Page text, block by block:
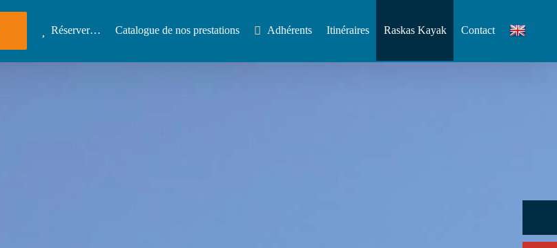
Réserver… Catalogue de nos prestations Adhérents Itinéraires Raskas Kayak Contact